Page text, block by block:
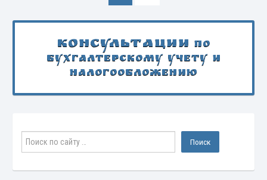
Консультации по
бухгалтерскому учету и
налогообложению